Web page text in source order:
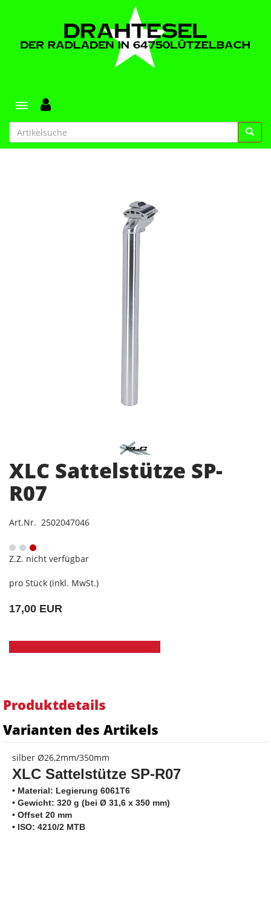
Toggle navigation
XLC Sattelstütze SP-
R07
Art.Nr. 2502047046
Z.Z. nicht verfügbar
pro Stück (inkl. MwSt.)
17,00 EUR
Produktdetails
Varianten des Artikels
silber Ø26,2mm/350mm
XLC Sattelstütze SP-R07
• Material: Legierung 6061T6
• Gewicht: 320 g (bei Ø 31,6 x 350 mm)
• Offset 20 mm
• ISO: 4210/2 MTB